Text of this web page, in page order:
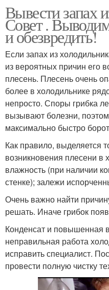
Вывести запах
Совет .
и обезвредить!
Если запах из
из вероятных причин его
плесень. Плесень очень
более в холодильнике
непросто. Споры грибка
вызывают болезни,
максимально быстро
Как правило, выделяется
возникновения плесени в
влажность (при наличии
стенке); залежи
Очень важно найти
решать. Иначе грибок
Конденсат и повышенная
неправильная работа
исправить специалист.
провести полную чистку